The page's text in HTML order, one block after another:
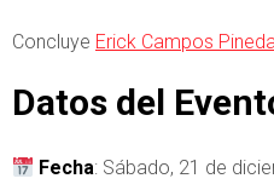
Concluye Erick Campos
Datos del
Fecha: Sábado, 21 de